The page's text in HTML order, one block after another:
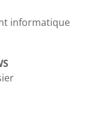
informatique